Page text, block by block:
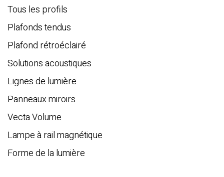
c
h
e
Tous les profils
Plafonds tendus
Plafond rétroéclairé
Solutions acoustiques
Lignes de lumière
Panneaux miroirs
Vecta Volume
Lampe à rail magnétique
Forme de la lumière